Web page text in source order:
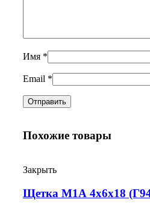
Имя *
Email *
Похожие товары
Закрыть
Щетка М1А 4х6х18